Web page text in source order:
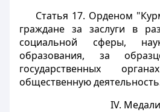
Статья 17. Орденом
граждане за заслуги в
социальной сферы,
образования, за
государственных
общественную
IV. Медали